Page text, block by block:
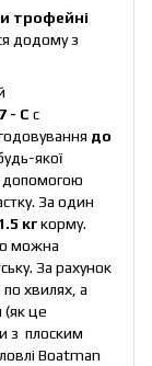
трофейні
додому з
- С c
до
якої
допомогою
За один
кгкорму.
можна
За рахунок
хвилях, а
(як це
з плоским
Boatman